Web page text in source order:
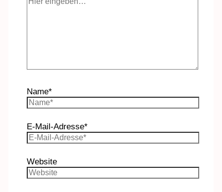
Name*
E-Mail-Adresse*
Website